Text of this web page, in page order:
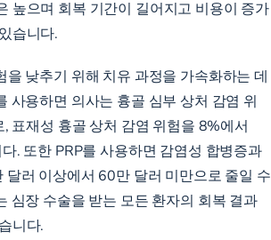
높으며 회복 기간이 길어지고 비용이 증가
습니다.
을 낮추기 위해 치유 과정을 가속화하는 데
사용하면 의사는 흉골 심부 상처 감염 위
표재성 흉골 상처 감염 위험을 8%에서
. 또한 PRP를 사용하면 감염성 합병증과
러 이상에서 60만 달러 미만으로 줄일 수
심장 수술을 받는 모든 환자의 회복 결과
니다.